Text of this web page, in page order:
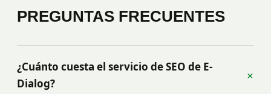
PREGUNTAS FRECUENTES
¿Cuánto cuesta el servicio de SEO de E-
Dialog?
+